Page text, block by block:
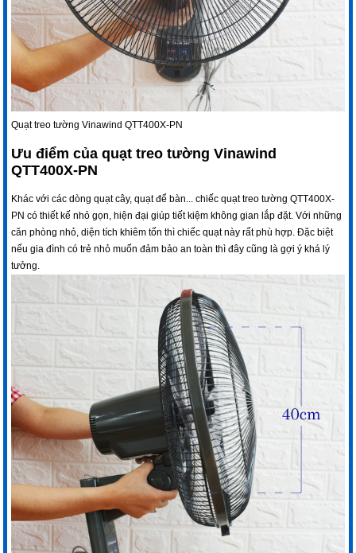
Quạt treo tường Vinawind QTT400X-PN
Ưu điểm của quạt treo tường Vinawind
QTT400X-PN
Khác với các dòngquạt cây,quạt để bàn... chiếcquạt treo tường QTT400X-
PN có thiết kế nhỏ gọn, hiện đại giúp tiết kiệm không gian lắp đặt. Với những
căn phòng nhỏ, diện tích khiêm tốn thì chiếc quạt này rất phù hợp. Đặc biệt
nếu gia đình có trẻ nhỏ muốn đảm bảo an toàn thì đây cũng là gợi ý khá lý
tưởng.